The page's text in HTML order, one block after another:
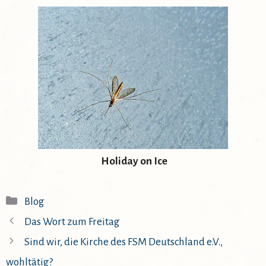
Holiday on Ice
Kategorien
Blog
Das Wort zum Freitag
Sind wir, die Kirche des FSM Deutschland e.V.,
wohltätig?